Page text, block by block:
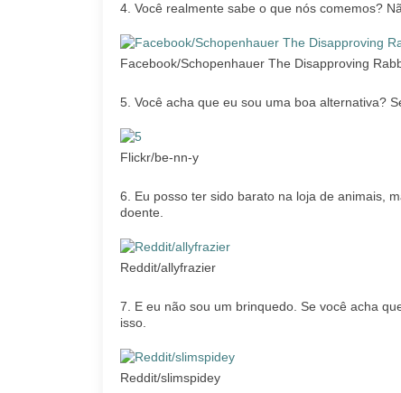
4. Você realmente sabe o que nós comemos?
Facebook/Schopenhauer The Disapproving
5. Você acha que eu sou uma boa alternativa?
Flickr/be-nn-y
6. Eu posso ter sido barato na loja de animais,
doente.
Reddit/allyfrazier
7. E eu não sou um brinquedo. Se você acha
isso.
Reddit/slimspidey